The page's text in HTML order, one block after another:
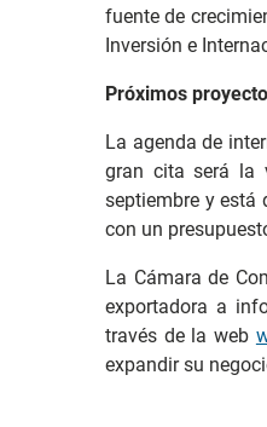
fuente de
Inversión e
Próximos
La agenda de
gran cita será la
septiembre y está
con un
La Cámara de
exportadora a
través de la web
expandir su